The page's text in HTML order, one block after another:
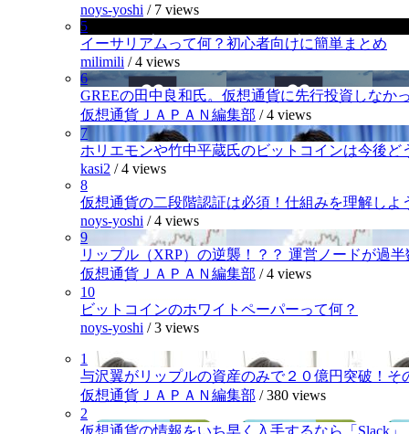
noys-yoshi / 7 views
5
イーサリアムって何？初心者向けに簡単まとめ
milimili /4 views
6
GREEの田中良和氏。仮想通貨に先行投資しなか
仮想通貨ＪＡＰＡＮ編集部 /4 views
7
ホリエモンや竹中平蔵氏のビットコインは今後ど
kasi2 /4 views
8
仮想通貨の二段階認証は必須！仕組みを理解しよ
noys-yoshi /4 views
9
リップル（XRP）の逆襲！？？ 運営ノードが過
仮想通貨ＪＡＰＡＮ編集部 /4 views
10
ビットコインのホワイトペーパーって何？
noys-yoshi /3 views
1
与沢翼がリップルの資産のみで２０億円突破！そ
仮想通貨ＪＡＰＡＮ編集部 /380 views
2
仮想通貨の情報をいち早く入手するなら「Slack」